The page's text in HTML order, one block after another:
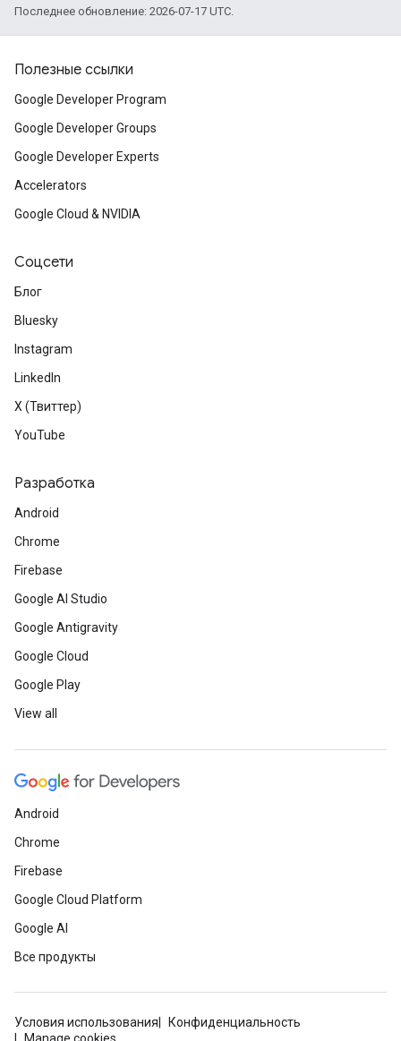
Последнее обновление: 2026-07-17 UTC.
Полезные ссылки
Google Developer Program
Google Developer Groups
Google Developer Experts
Accelerators
Google Cloud & NVIDIA
Соцсети
Блог
Bluesky
Instagram
LinkedIn
X (Твиттер)
YouTube
Разработка
Android
Chrome
Firebase
Google AI Studio
Google Antigravity
Google Cloud
Google Play
View all
Android
Chrome
Firebase
Google Cloud Platform
Google AI
Все продукты
Условия использования
Конфиденциальность